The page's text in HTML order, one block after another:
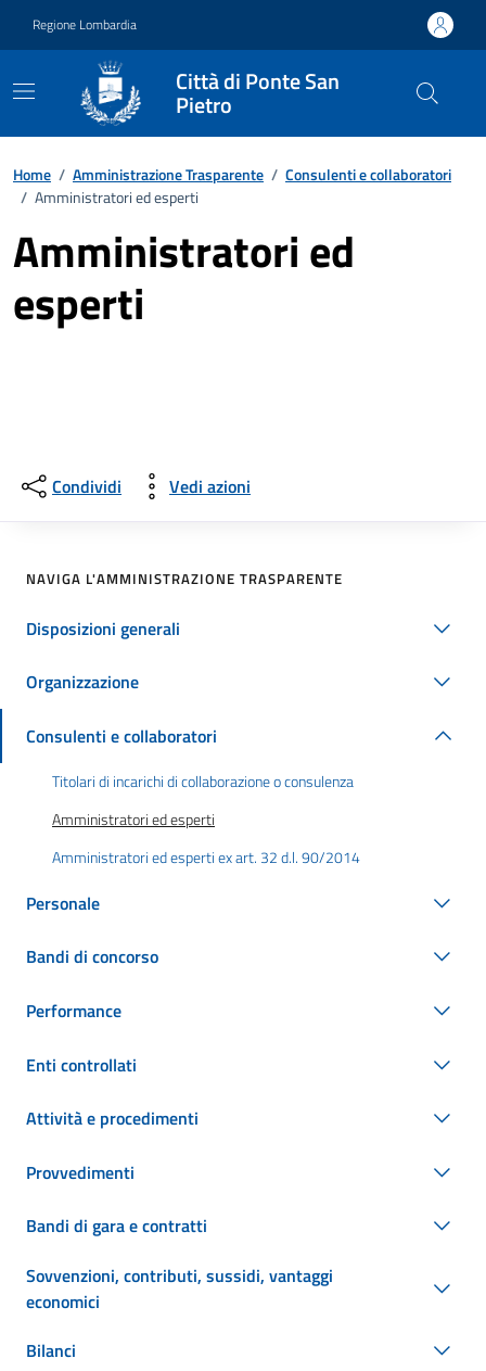
Regione Lombardia
Città di Ponte San
Pietro
Home / Amministrazione Trasparente / Consulenti e collaboratori
/ Amministratori ed esperti
Amministratori ed
esperti
Condividi Vedi azioni
NAVIGA L'AMMINISTRAZIONE TRASPARENTE
Disposizioni generali
Organizzazione
Consulenti e collaboratori
Titolari di incarichi di collaborazione o consulenza
Amministratori ed esperti
Amministratori ed esperti ex art. 32 d.l. 90/2014
Personale
Bandi di concorso
Performance
Enti controllati
Attività e procedimenti
Provvedimenti
Bandi di gara e contratti
Sovvenzioni, contributi, sussidi, vantaggi
economici
Bilanci